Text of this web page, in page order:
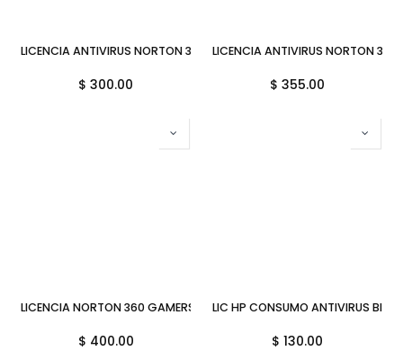
LICENCIA ANTIVIRUS NORTON 360 DELUXE PERSONAL 3 DISPOSITIVOS
$ 300.00
LICENCIA ANTIVIRUS NORTON 360
$ 355.00
LICENCIA NORTON 360 GAMERS 2020 1AÑO 3 DISPOSITIVOS
$ 400.00
LIC HP CONSUMO ANTIVIRUS
$ 130.00